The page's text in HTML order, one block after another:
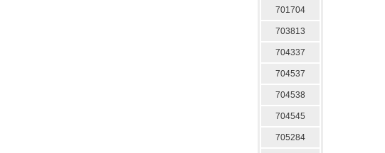
701704
703813
704337
704537
704538
704545
705284